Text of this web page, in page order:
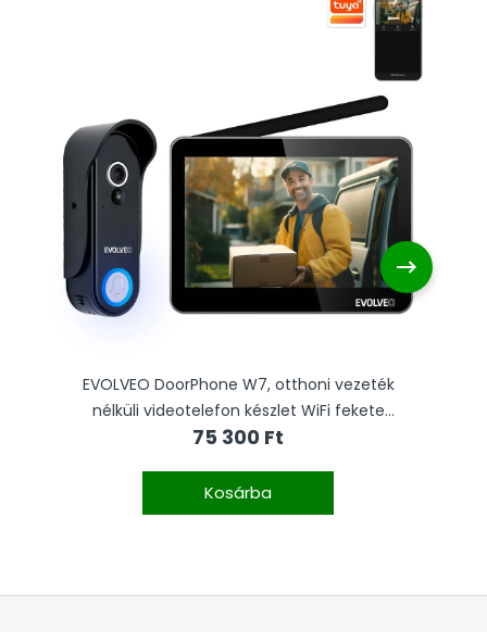
EVOLVEO DoorPhone W7, otthoni vezeték
nélküli videotelefon készlet WiFi fekete
monitorral
75 300 Ft
Kosárba